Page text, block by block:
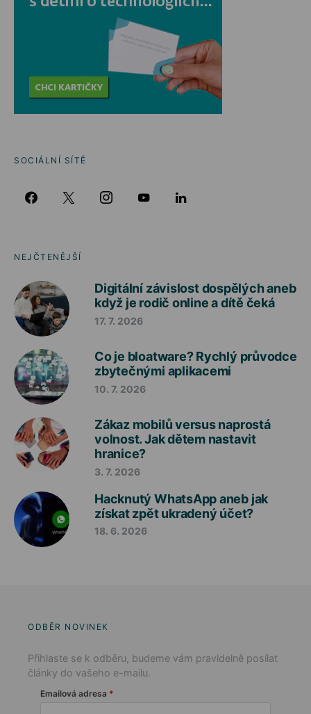
SOCIÁLNÍ SÍTĚ
NEJČTENĚJŠÍ
Digitální závislost dospělých aneb
když je rodič online a dítě čeká
17. 7. 2026
Co je bloatware? Rychlý průvodce
zbytečnými aplikacemi
10. 7. 2026
Zákaz mobilů versus naprostá
volnost. Jak dětem nastavit
hranice?
3. 7. 2026
Hacknutý WhatsApp aneb jak
získat zpět ukradený účet?
18. 6. 2026
ODBĚR NOVINEK
Přihlaste se k odběru, budeme vám pravidelně posílat
články do vašeho e-mailu.
Emailová adresa